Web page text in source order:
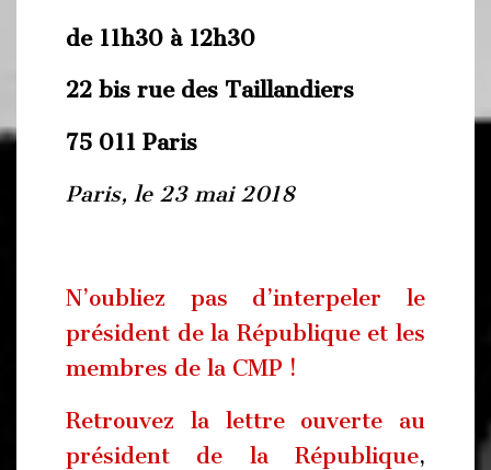
de 11h30 à 12h30
22 bis rue des Taillandiers
75 011 Paris
Paris, le 23 mai 2018
N’oubliez pas d’interpeler le
président de la République et les
membres de la CMP !
Retrouvez la lettre ouverte au
président de la République,